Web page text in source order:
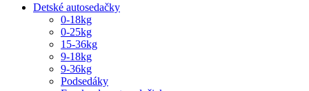
Detské autosedačky
0-18kg
0-25kg
15-36kg
9-18kg
9-36kg
Podsedáky